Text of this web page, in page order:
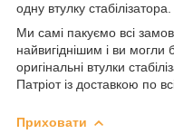
одну втулку стабілізатора.
Ми самі пакуємо всі
найвигіднішим і ви
оригінальні втулки
Патріот із доставкою по
Приховати